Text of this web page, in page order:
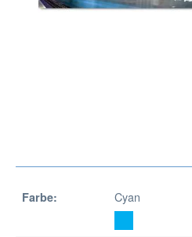
Farbe: Cyan